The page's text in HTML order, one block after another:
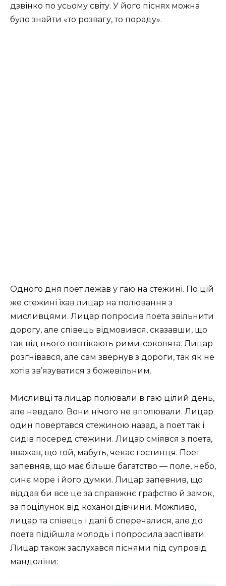
дзвінко по усьому світу. У його піснях можна
було знайти «то розвагу, то пораду».
Одного дня поет лежав у гаю на стежині. По цій
же стежині їхав лицар на полювання з
мисливцями. Лицар попросив поета звільнити
дорогу, але співець відмовився, сказавши, що
так від нього повтікають рими-соколята. Лицар
розгнівався, але сам звернув з дороги, так як не
хотів зв’язуватися з божевільним.
Мисливці та лицар полювали в гаю цілий день,
але невдало. Вони нічого не вполювали. Лицар
один повертався стежиною назад, а поет так і
сидів посеред стежини. Лицар сміявся з поета,
вважав, що той, мабуть, чекає гостинця. Поет
запевняв, що має більше багатство — поле, небо,
синє море і його думки. Лицар запевнив, що
віддав би все це за справжнє графство й замок,
за поцілунок від коханої дівчини. Можливо,
лицар та співець і далі б сперечалися, але до
поета підійшла молодь і попросила заспівати.
Лицар також заслухався піснями під супровід
мандоліни: